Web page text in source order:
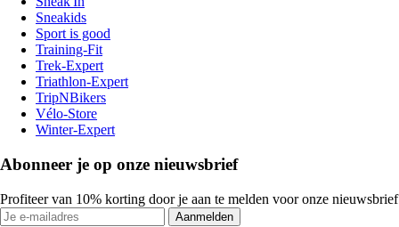
Sneakids
Sport is good
Training-Fit
Trek-Expert
Triathlon-Expert
TripNBikers
Vélo-Store
Winter-Expert
Abonneer je op onze nieuwsbrief
Profiteer van 10% korting door je aan te melden voor onze nieuwsbrief
Aanmelden